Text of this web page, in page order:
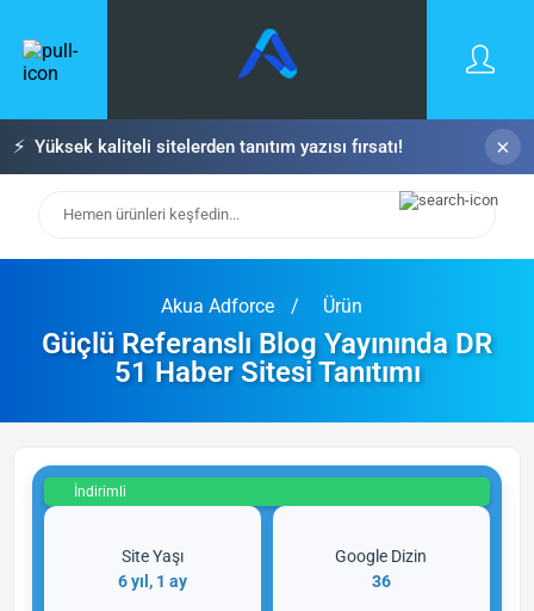
⚡ Yüksek kaliteli sitelerden tanıtım yazısı fırsatı! ×
Akua Adforce Ürün
Güçlü Referanslı Blog Yayınında DR
51 Haber Sitesi Tanıtımı
İndirimli
Site Yaşı
6 yıl, 1 ay
Google Dizin
36